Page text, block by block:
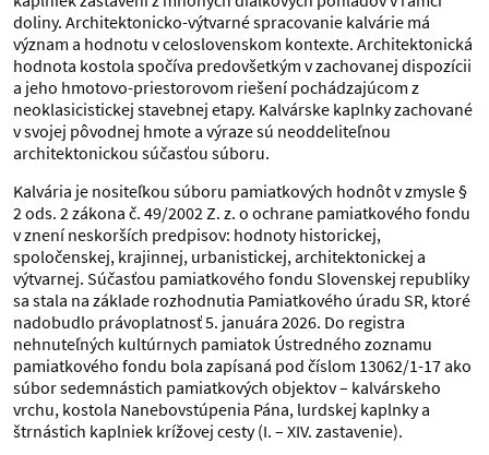
doliny. Architektonicko-výtvarné spracovanie kalvárie má
význam a hodnotu v celoslovenskom kontexte. Architektonická
hodnota kostola spočíva predovšetkým v zachovanej dispozícii
a jeho hmotovo-priestorovom riešení pochádzajúcom z
neoklasicistickej stavebnej etapy. Kalvárske kaplnky zachované
v svojej pôvodnej hmote a výraze sú neoddeliteľnou
architektonickou súčasťou súboru.
Kalvária je nositeľkou súboru pamiatkových hodnôt v zmysle §
2 ods. 2 zákona č. 49/2002 Z. z. o ochrane pamiatkového fondu
v znení neskorších predpisov: hodnoty historickej,
spoločenskej, krajinnej, urbanistickej, architektonickej a
výtvarnej. Súčasťou pamiatkového fondu Slovenskej republiky
sa stala na základe rozhodnutia Pamiatkového úradu SR, ktoré
nadobudlo právoplatnosť 5. januára 2026. Do registra
nehnuteľných kultúrnych pamiatok Ústredného zoznamu
pamiatkového fondu bola zapísaná pod číslom 13062/1-17 ako
súbor sedemnástich pamiatkových objektov – kalvárskeho
vrchu, kostola Nanebovstúpenia Pána, lurdskej kaplnky a
štrnástich kaplniek krížovej cesty (I. – XIV. zastavenie).